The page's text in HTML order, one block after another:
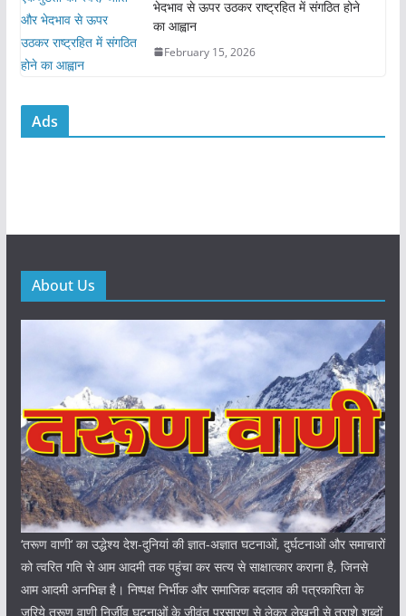
भेदभाव से ऊपर उठकर राष्ट्रहित में संगठित होने
का आह्वान
February 15, 2026
Ads
About Us
‘तरूण वाणी‘ का उद्धेश्य देश-दुनियां की ज्ञात-अज्ञात घटनाओं, दुर्घटनाओं और समाचारों
को त्वरित गति से आम आदमी तक पहुंचा कर सत्य से साक्षात्कार कराना है, जिनसे
आम आदमी अनभिज्ञ है। निष्पक्ष निर्भीक और समाजिक बदलाव की पत्रकारिता के
जरिये तरूण वाणी निर्जीव घटनाओं के जीवंत प्रसारण से लेकर लेखनी से तराशे शब्दों